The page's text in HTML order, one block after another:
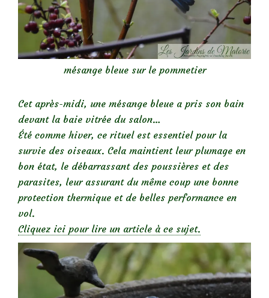
mésange bleue sur le pommetier
Cet après-midi, une mésange bleue a pris son bain
devant la baie vitrée du salon…
Été comme hiver, ce rituel est essentiel pour la
survie des oiseaux. Cela maintient leur plumage en
bon état, le débarrassant des poussières et des
parasites, leur assurant du même coup une bonne
protection thermique et de belles performance en
vol.
Cliquez ici pour lire un article à ce sujet.